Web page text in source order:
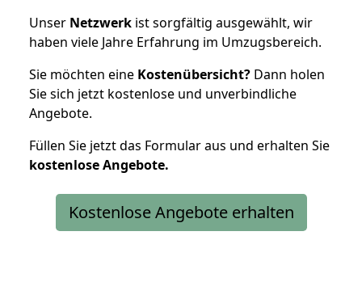
Unser Netzwerk ist sorgfältig ausgewählt, wir
haben viele Jahre Erfahrung im Umzugsbereich.
Sie möchten eine Kostenübersicht? Dann holen
Sie sich jetzt kostenlose und unverbindliche
Angebote.
Füllen Sie jetzt das Formular aus und erhalten Sie
kostenloseAngebote.
Kostenlose Angebote erhalten